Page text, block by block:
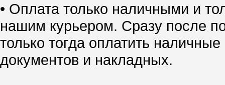
• Оплата только наличными и
нашим курьером. Сразу после
только тогда оплатить
документов и накладных.